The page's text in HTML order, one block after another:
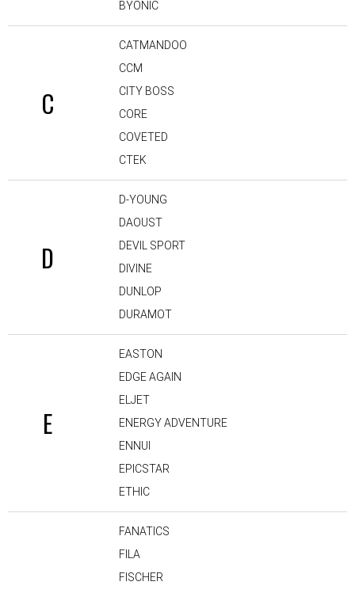
BYONIC
C
CATMANDOO
CCM
CITY BOSS
CORE
COVETED
CTEK
D
D-YOUNG
DAOUST
DEVIL SPORT
DIVINE
DUNLOP
DURAMOT
E
EASTON
EDGE AGAIN
ELJET
ENERGY ADVENTURE
ENNUI
EPICSTAR
ETHIC
FANATICS
FILA
FISCHER